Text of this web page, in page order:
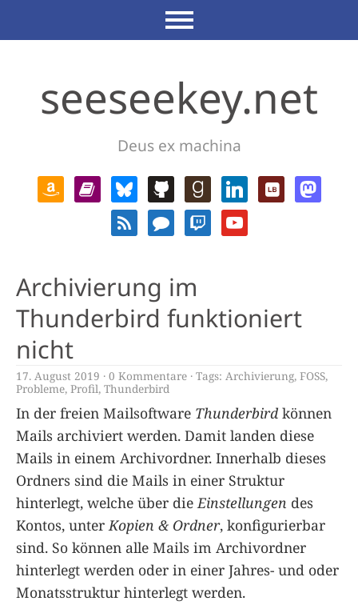
seeseekey.net
Deus ex machina
Archivierung im
Thunderbird funktioniert
nicht
17. August 2019 0 Kommentare Tags: Archivierung, FOSS,
Probleme, Profil, Thunderbird
In der freien Mailsoftware Thunderbird können
Mails archiviert werden. Damit landen diese
Mails in einem Archivordner. Innerhalb dieses
Ordners sind die Mails in einer Struktur
hinterlegt, welche über die Einstellungen des
Kontos, unter Kopien & Ordner, konfigurierbar
sind. So können alle Mails im Archivordner
hinterlegt werden oder in einer Jahres- und oder
Monatsstruktur hinterlegt werden.